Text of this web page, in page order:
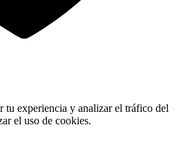
tu experiencia y analizar el tráfico del
el uso de cookies.